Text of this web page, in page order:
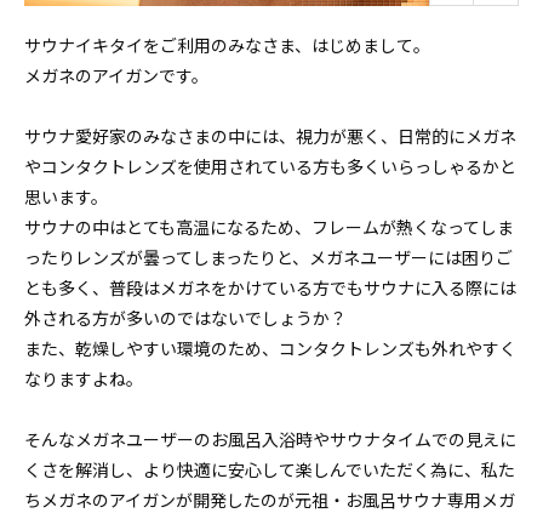
サウナイキタイをご利用のみなさま、はじめまして。
メガネのアイガンです。
サウナ愛好家のみなさまの中には、視力が悪く、日常的にメガネ
やコンタクトレンズを使用されている方も多くいらっしゃるかと
思います。
サウナの中はとても高温になるため、フレームが熱くなってしま
ったりレンズが曇ってしまったりと、メガネユーザーには困りご
とも多く、普段はメガネをかけている方でもサウナに入る際には
外される方が多いのではないでしょうか？
また、乾燥しやすい環境のため、コンタクトレンズも外れやすく
なりますよね。
そんなメガネユーザーのお風呂入浴時やサウナタイムでの見えに
くさを解消し、より快適に安心して楽しんでいただく為に、私た
ちメガネのアイガンが開発したのが元祖・お風呂サウナ専用メガ